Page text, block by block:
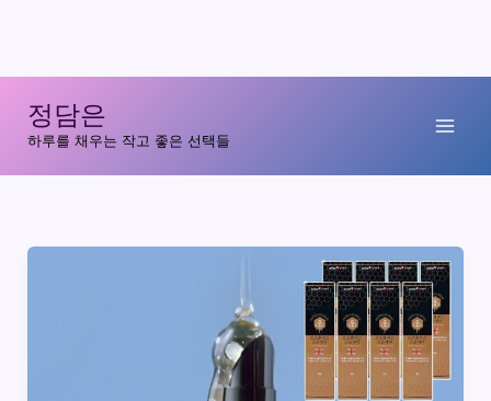
로
정담은
하루를 채우는 작고 좋은 선택들